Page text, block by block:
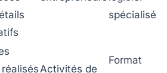
spécialisé
Activités de
Format